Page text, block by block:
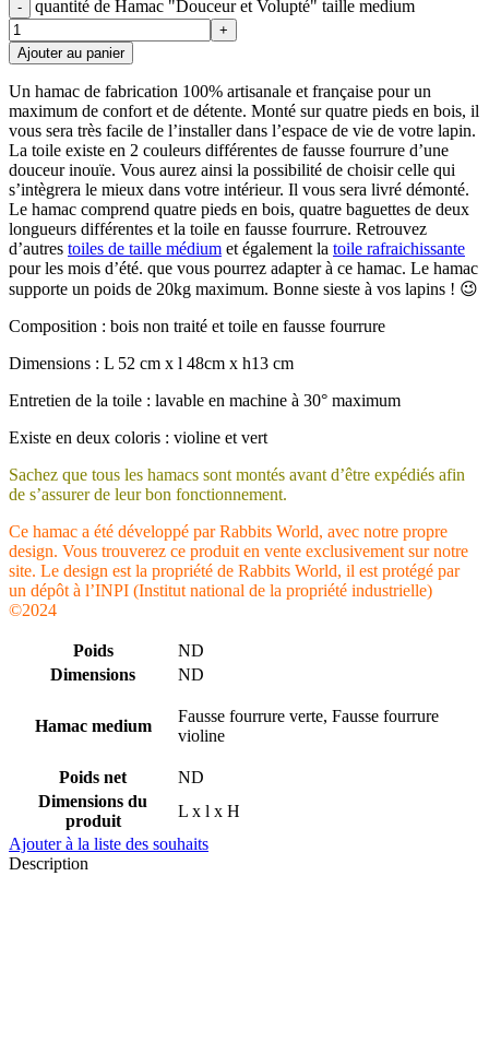
quantité de Hamac "Douceur et Volupté" taille medium
Ajouter au panier
Un hamac de fabrication 100% artisanale et française pour un
maximum de confort et de détente. Monté sur quatre pieds en bois, il
vous sera très facile de l’installer dans l’espace de vie de votre lapin.
La toile existe en 2 couleurs différentes de fausse fourrure d’une
douceur inouïe. Vous aurez ainsi la possibilité de choisir celle qui
s’intègrera le mieux dans votre intérieur. Il vous sera livré démonté.
Le hamac comprend quatre pieds en bois, quatre baguettes de deux
longueurs différentes et la toile en fausse fourrure. Retrouvez
d’autres toiles de taille médium et également la toile rafraichissante
pour les mois d’été. que vous pourrez adapter à ce hamac. Le hamac
supporte un poids de 20kg maximum. Bonne sieste à vos lapins ! 😉
Composition : bois non traité et toile en fausse fourrure
Dimensions : L 52 cm x l 48cm x h13 cm
Entretien de la toile : lavable en machine à 30° maximum
Existe en deux coloris : violine et vert
Sachez que tous les hamacs sont montés avant d’être expédiés afin
de s’assurer de leur bon fonctionnement.
Ce hamac a été développé par Rabbits World, avec notre propre
design. Vous trouverez ce produit en vente exclusivement sur notre
site. Le design est la propriété de Rabbits World, il est protégé par
un dépôt à l’INPI (Institut national de la propriété industrielle)
©2024
Poids
ND
Dimensions
ND
Hamac medium
Fausse fourrure verte, Fausse fourrure
violine
Poids net
ND
Dimensions du
produit
L x l x H
Ajouter à la liste des souhaits
Description